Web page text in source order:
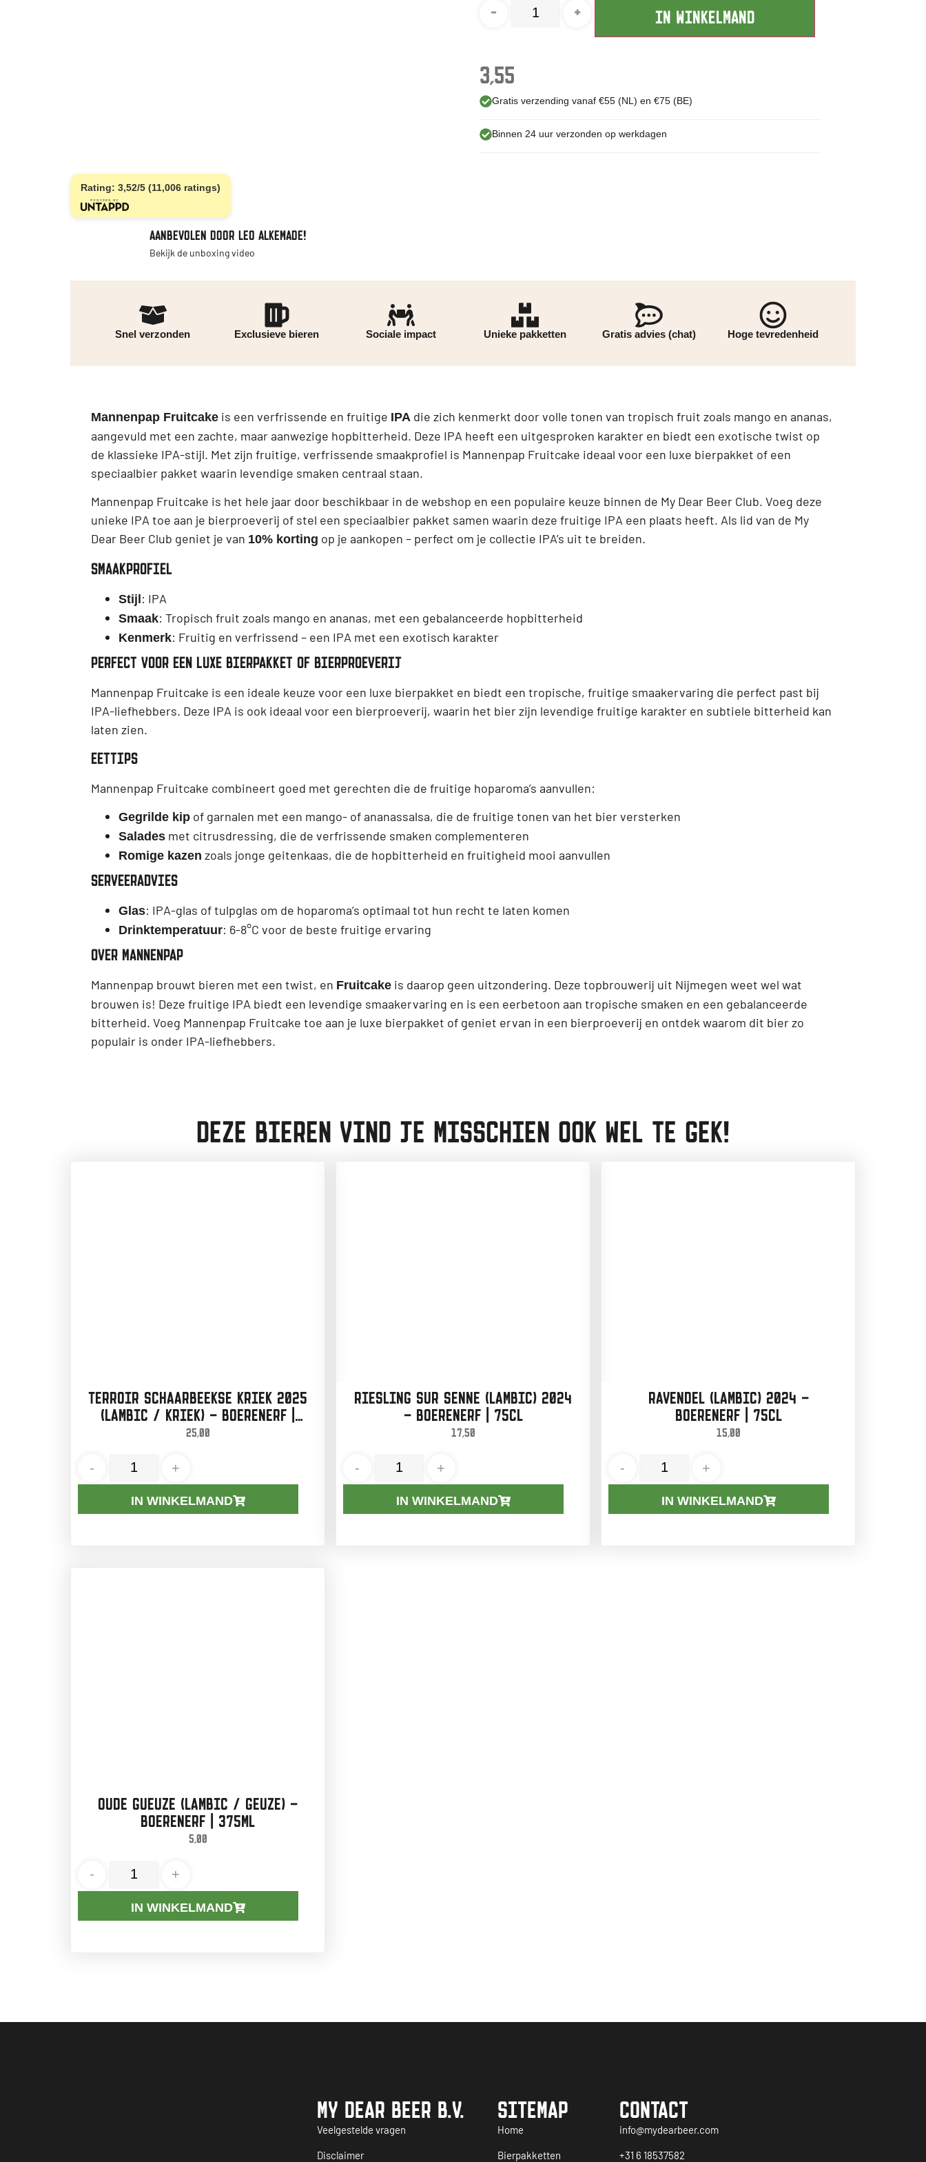
Rating: 3,52/5 (11,006 ratings)
AANBEVOLEN DOOR LEO ALKEMADE!
Bekijk de unboxing video
- + IN WINKELMAND
3,55
Gratis verzending vanaf €55 (NL) en €75 (BE)
Binnen 24 uur verzonden op werkdagen
Snel verzonden Exclusieve bieren Sociale impact Unieke pakketten Gratis advies (chat) Hoge tevredenheid
Mannenpap Fruitcake is een verfrissende en fruitige IPA die zich kenmerkt door volle tonen van tropisch fruit zoals mango en ananas,
aangevuld met een zachte, maar aanwezige hopbitterheid. Deze IPA heeft een uitgesproken karakter en biedt een exotische twist op
de klassieke IPA-stijl. Met zijn fruitige, verfrissende smaakprofiel is Mannenpap Fruitcake ideaal voor een luxe bierpakket of een
speciaalbier pakket waarin levendige smaken centraal staan.
Mannenpap Fruitcake is het hele jaar door beschikbaar in de webshop en een populaire keuze binnen de My Dear Beer Club. Voeg deze
unieke IPA toe aan je bierproeverij of stel een speciaalbier pakket samen waarin deze fruitige IPA een plaats heeft. Als lid van de My
Dear Beer Club geniet je van 10% korting op je aankopen – perfect om je collectie IPA’s uit te breiden.
SMAAKPROFIEL
Stijl: IPA
Smaak: Tropisch fruit zoals mango en ananas, met een gebalanceerde hopbitterheid
Kenmerk: Fruitig en verfrissend – een IPA met een exotisch karakter
PERFECT VOOR EEN LUXE BIERPAKKET OF BIERPROEVERIJ
Mannenpap Fruitcake is een ideale keuze voor een luxe bierpakket en biedt een tropische, fruitige smaakervaring die perfect past bij
IPA-liefhebbers. Deze IPA is ook ideaal voor een bierproeverij, waarin het bier zijn levendige fruitige karakter en subtiele bitterheid kan
laten zien.
EETTIPS
Mannenpap Fruitcake combineert goed met gerechten die de fruitige hoparoma’s aanvullen:
Gegrilde kip of garnalen met een mango- of ananassalsa, die de fruitige tonen van het bier versterken
Salades met citrusdressing, die de verfrissende smaken complementeren
Romige kazen zoals jonge geitenkaas, die de hopbitterheid en fruitigheid mooi aanvullen
SERVEERADVIES
Glas: IPA-glas of tulpglas om de hoparoma’s optimaal tot hun recht te laten komen
Drinktemperatuur: 6-8°C voor de beste fruitige ervaring
OVER MANNENPAP
Mannenpap brouwt bieren met een twist, en Fruitcake is daarop geen uitzondering. Deze topbrouwerij uit Nijmegen weet wel wat
brouwen is! Deze fruitige IPA biedt een levendige smaakervaring en is een eerbetoon aan tropische smaken en een gebalanceerde
bitterheid. Voeg Mannenpap Fruitcake toe aan je luxe bierpakket of geniet ervan in een bierproeverij en ontdek waarom dit bier zo
populair is onder IPA-liefhebbers.
DEZE BIEREN VIND JE MISSCHIEN OOK WEL TE GEK!
TERROIR SCHAARBEEKSE KRIEK 2025
(LAMBIC / KRIEK) – BOERENERF |
75CL
25,00
- +
IN WINKELMAND
RIESLING SUR SENNE (LAMBIC) 2024
– BOERENERF | 75CL
17,50
- +
IN WINKELMAND
RAVENDEL (LAMBIC) 2024 –
BOERENERF | 75CL
15,00
- +
IN WINKELMAND
OUDE GUEUZE (LAMBIC / GEUZE) –
BOERENERF | 375ML
5,00
- +
IN WINKELMAND
MY DEAR BEER B.V.
Veelgestelde vragen
Disclaimer
SITEMAP
Home
Bierpakketten
CONTACT
info@mydearbeer.com
+31 6 18537582